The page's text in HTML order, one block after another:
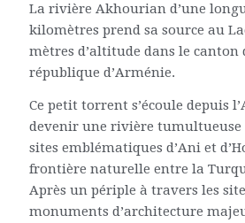
La rivière Akhourian d’une
kilomètres prend sa source au
mètres d’altitude dans le canton
république d’Arménie.
Ce petit torrent s’écoule depuis
devenir une rivière tumultueuse
sites emblématiques d’Ani et
frontière naturelle entre la
Après un périple à travers les
monuments d’architecture